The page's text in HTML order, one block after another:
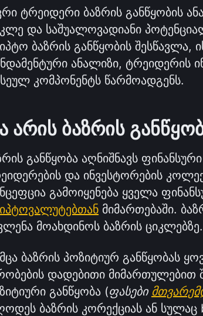
ტრეიდერი ბაზრის განწყობის
და საშუალოვადიანი
ბაზრის განწყობის შესწავლა,
ანალიზი, ტრეიდერის
კომპონენტს წარმოადგენს.
არის ბაზრის
განწყობა აღნიშნავს
და ინვესტორების
მიმართებაში.
მოახდინოს ბაზრის ციკლებზე.
ბაზრის პოზიტიურ განწყობას
დადებითი
განწყობა (ფასები
ბაზრის კორექციას ან სულაც